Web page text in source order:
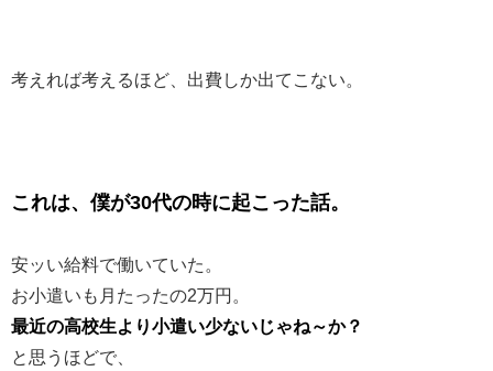
考えれば考えるほど、出費しか出てこない。
これは、僕が30代の時に起こった話。
安ッい給料で働いていた。
お小遣いも月たったの2万円。
最近の高校生より小遣い少ないじゃね～か？
と思うほどで、